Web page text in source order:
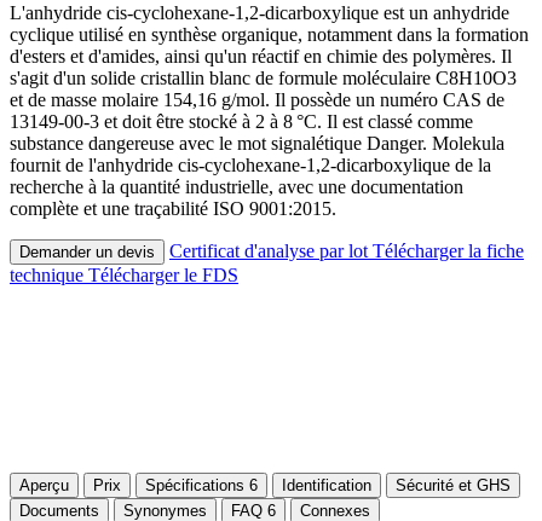
L'anhydride cis-cyclohexane-1,2-dicarboxylique est un anhydride
cyclique utilisé en synthèse organique, notamment dans la formation
d'esters et d'amides, ainsi qu'un réactif en chimie des polymères. Il
s'agit d'un solide cristallin blanc de formule moléculaire C8H10O3
et de masse molaire 154,16 g/mol. Il possède un numéro CAS de
13149-00-3 et doit être stocké à 2 à 8 °C. Il est classé comme
substance dangereuse avec le mot signalétique Danger. Molekula
fournit de l'anhydride cis-cyclohexane-1,2-dicarboxylique de la
recherche à la quantité industrielle, avec une documentation
complète et une traçabilité ISO 9001:2015.
Demander un devis Certificat d'analyse par lot Télécharger la fiche
technique Télécharger le FDS
Aperçu Prix Spécifications 6 Identification
Sécurité et GHS
Documents
Synonymes FAQ 6 Connexes